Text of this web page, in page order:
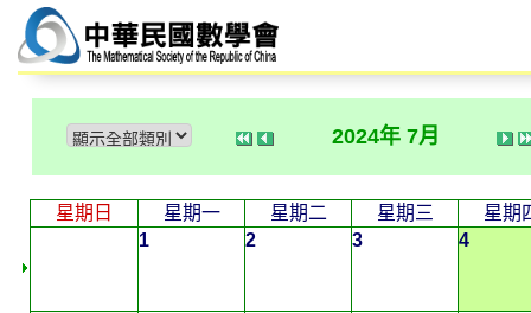
2024年 7月
星期日 星期一 星期二 星期三
星期
1
2 3 4